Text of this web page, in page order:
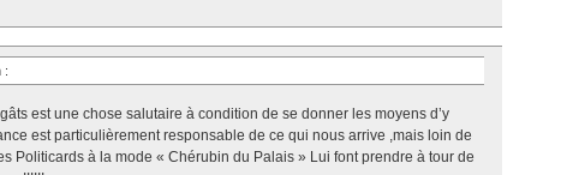
:
est une chose salutaire à condition de se donner les moyens d’y
est particulièrement responsable de ce qui nous arrive ,mais loin de
Politicards à la mode « Chérubin du Palais » Lui font prendre à tour de